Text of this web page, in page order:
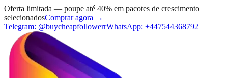
Oferta limitada — poupe até 40% em pacotes de crescimento
selecionadosComprar agora →
Telegram: @buycheapfollowerrWhatsApp: +447544368792